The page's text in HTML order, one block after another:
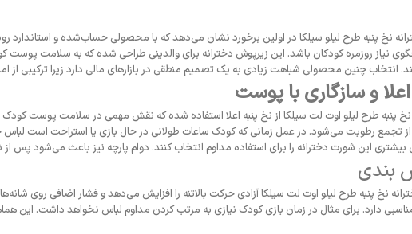
نخ پنبه طرح لیلو سیلکا در اولین برخورد نشان می‌دهد که با محصولی حساب‌شده و استاندارد
نیاز روزمره کودکان باشد. این زیرپوش دخترانه برای والدینی طراحی شده که به سلامت
انتخاب چنین محصولی شباهت زیادی به یک تصمیم منطقی در بازارهای مالی دارد زیرا ترکیبی از
و سازگاری با پوست
نخ پنبه طرح لیلو اوت لت سیلکا از نخ پنبه اعلا استفاده شده که نقش مهمی در سلامت پوست
تجمع رطوبت می‌شود. در عمل زمانی که کودک ساعات طولانی در حال بازی یا استراحت است لباس
بیشتری این شورت دخترانه را برای استفاده مداوم انتخاب کنند. دوام پارچه نیز باعث می‌شود پس
بندی
نخ پنبه طرح لیلو اوت لت سیلکا آزادی حرکت بالاتنه را افزایش می‌دهد و فشار اضافی روی
دارد. برای مثال در زمان بازی کودک نیازی به مرتب کردن مداوم لباس نخواهد داشت. این